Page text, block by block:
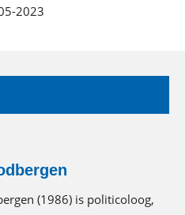
2023
(1986) is politicoloog,